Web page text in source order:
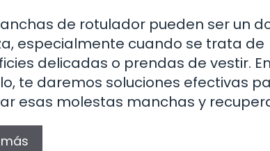
de rotulador pueden ser un
especialmente cuando se trata de
delicadas o prendas de vestir.
te daremos soluciones efectivas
esas molestas manchas y